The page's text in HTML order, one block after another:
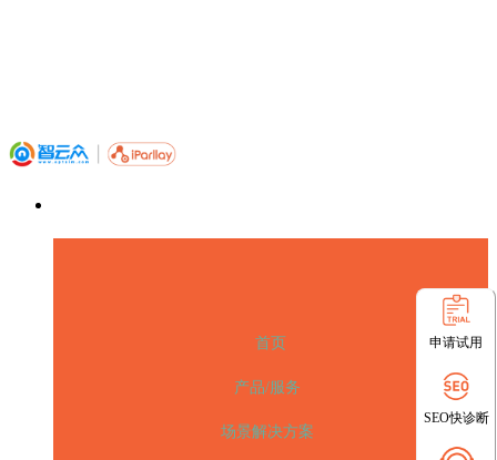
首页
产品/服务
场景解决方案
申请试用
SEO快诊断